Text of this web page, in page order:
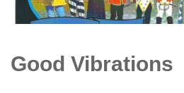
Good Vibrations